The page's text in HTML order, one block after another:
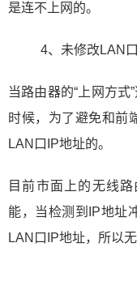
是连不上网的。
4、未修改LAN
当路由器的“上网方式
时候，为了避免和前
LAN口IP地址的。
目前市面上的无线
能，当检测到IP地址
LAN口IP地址，所以